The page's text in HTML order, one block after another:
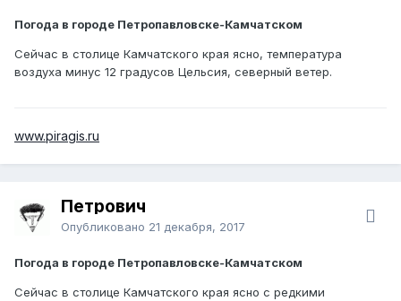
Погода в городе Петропавловске-Камчатском
Сейчас в столице Камчатского края ясно, температура
воздуха минус 12 градусов Цельсия, северный ветер.
www.piragis.ru
Петрович
Опубликовано 21 декабря, 2017
Погода в городе Петропавловске-Камчатском
Сейчас в столице Камчатского края ясно с редкими